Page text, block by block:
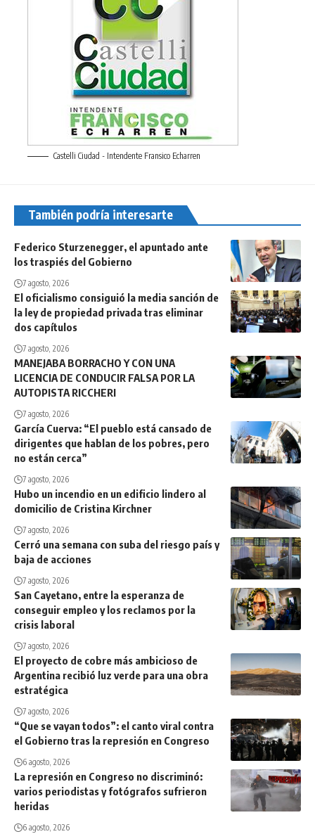
Castelli Ciudad - Intendente Fransico Echarren
También podría interesarte
Federico Sturzenegger, el apuntado ante
los traspiés del Gobierno
7 agosto, 2026
El oficialismo consiguió la media sanción de
la ley de propiedad privada tras eliminar
dos capítulos
7 agosto, 2026
MANEJABA BORRACHO Y CON UNA
LICENCIA DE CONDUCIR FALSA POR LA
AUTOPISTA RICCHERI
7 agosto, 2026
García Cuerva: “El pueblo está cansado de
dirigentes que hablan de los pobres, pero
no están cerca”
7 agosto, 2026
Hubo un incendio en un edificio lindero al
domicilio de Cristina Kirchner
7 agosto, 2026
Cerró una semana con suba del riesgo país y
baja de acciones
7 agosto, 2026
San Cayetano, entre la esperanza de
conseguir empleo y los reclamos por la
crisis laboral
7 agosto, 2026
El proyecto de cobre más ambicioso de
Argentina recibió luz verde para una obra
estratégica
7 agosto, 2026
“Que se vayan todos”: el canto viral contra
el Gobierno tras la represión en Congreso
6 agosto, 2026
La represión en Congreso no discriminó:
varios periodistas y fotógrafos sufrieron
heridas
6 agosto, 2026